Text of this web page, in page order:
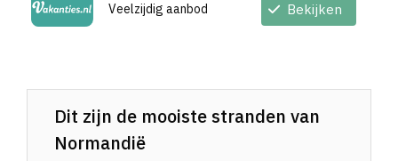
Veelzijdig aanbod Bekijken
Dit zijn de mooiste stranden van
Normandië